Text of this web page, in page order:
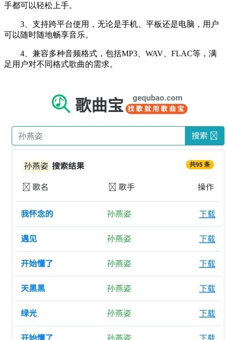
手都可以轻松上手。
3、支持跨平台使用，无论是手机、平板还是电脑，用户
可以随时随地畅享音乐。
4、兼容多种音频格式，包括MP3、WAV、FLAC等，满
足用户对不同格式歌曲的需求。